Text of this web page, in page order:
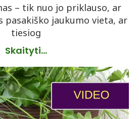
– tik nuo jo priklauso, ar
pasakiško jaukumo vieta, ar
tiesiog
Skaityti...